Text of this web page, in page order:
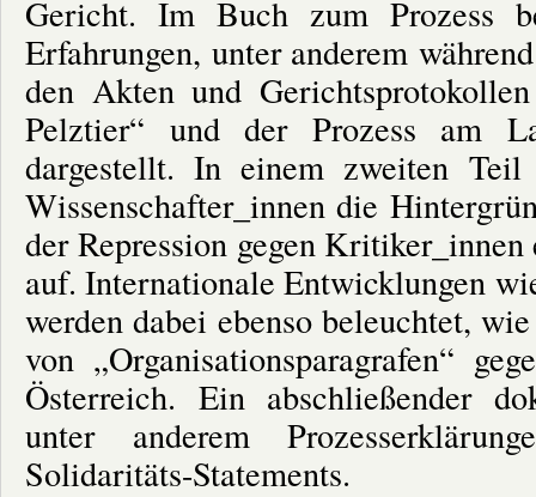
Gericht. Im Buch zum Prozess
Erfahrungen, unter anderem
den Akten und
Pelztier“ und der Prozess am
dargestellt. In einem zweiten Teil
Wissenschafter_innen die
der Repression gegen
auf. Internationale Entwicklungen
werden dabei ebenso beleuchtet,
von „Organisationsparagrafen“
Österreich. Ein abschließender
unter anderem
Solidaritäts-Statements.